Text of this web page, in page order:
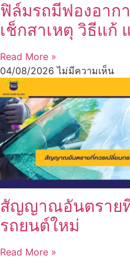
ฟิล์มรถมีฟองอาก
เช็กสาเหตุ วิธีแก้
Read More »
04/08/2026ไม่มีความเห็น
สัญญาณอันตรายที่
รถยนต์ใหม่
Read More »